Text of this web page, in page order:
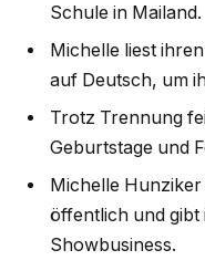
Schule in Mailand.
Michelle liest
auf Deutsch, um
Trotz Trennung
Geburtstage und
Michelle
öffentlich und gibt
Showbusiness.